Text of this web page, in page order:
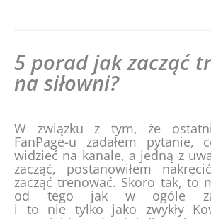
5 porad jak zacząć
na siłowni?
W związku z tym, że
FanPage-u zadałem pytanie,
widzieć na kanale, a jedną z
zacząć, postanowiłem
zacząć trenować. Skoro tak, to
od tego jak w ogóle
i to nie tylko jako zwykły